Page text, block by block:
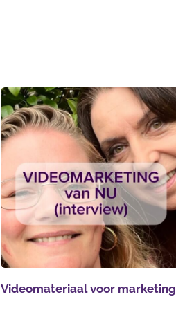
Videomateriaal voor marketing